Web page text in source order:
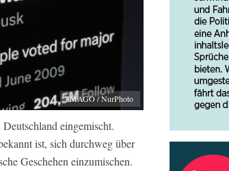
IMAGO / NurPhoto
eingemischt.
ist, sich durchweg über
Geschehen einzumischen.